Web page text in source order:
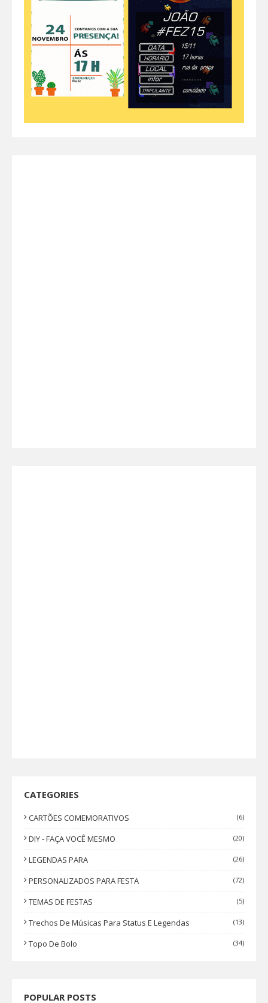
CATEGORIES
CARTÕES COMEMORATIVOS (6)
DIY - FAÇA VOCÊ MESMO (20)
LEGENDAS PARA (26)
PERSONALIZADOS PARA FESTA (72)
TEMAS DE FESTAS (5)
Trechos De Músicas Para Status E Legendas (13)
Topo De Bolo (34)
POPULAR POSTS